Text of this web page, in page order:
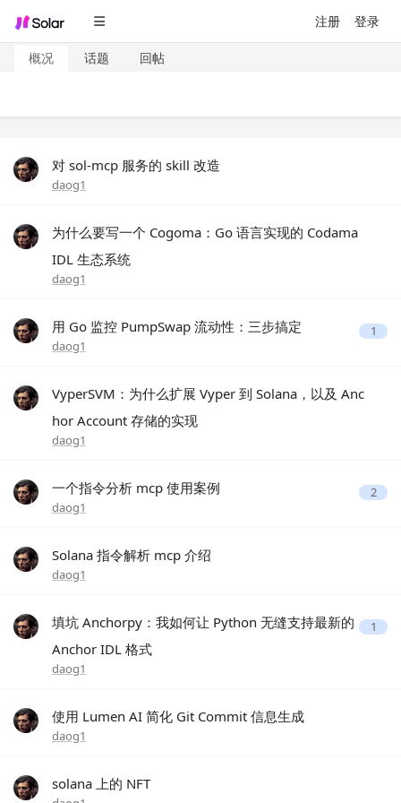
注册 登录
概况 话题 回帖
对 sol-mcp 服务的 skill 改造
daog1
为什么要写一个 Cogoma：Go 语言实现的 Codama
IDL 生态系统
daog1
用 Go 监控 PumpSwap 流动性：三步搞定
daog1
1
VyperSVM：为什么扩展 Vyper 到 Solana，以及 Anc
hor Account 存储的实现
daog1
一个指令分析 mcp 使用案例
daog1
2
Solana 指令解析 mcp 介绍
daog1
填坑 Anchorpy：我如何让 Python 无缝支持最新的
Anchor IDL 格式
daog1
1
使用 Lumen AI 简化 Git Commit 信息生成
daog1
solana 上的 NFT